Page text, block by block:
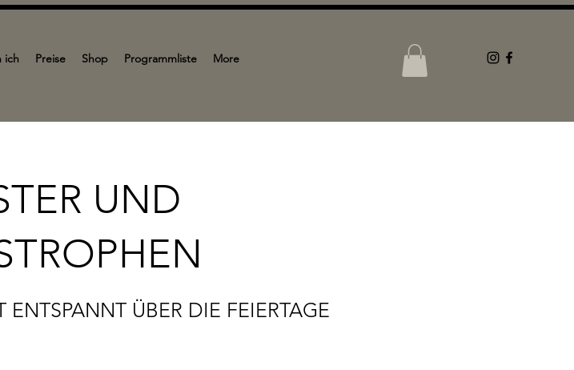
ich Preise Shop Programmliste More
UND
ÜBER DIE FEIERTAGE